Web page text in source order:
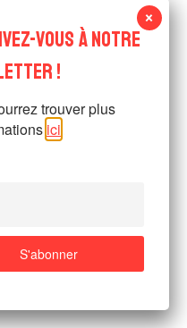
la
trouver plus
ici